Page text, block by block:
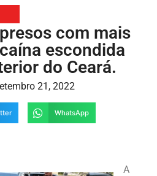
com mais
escondida
do Ceará.
21, 2022
WhatsApp
A